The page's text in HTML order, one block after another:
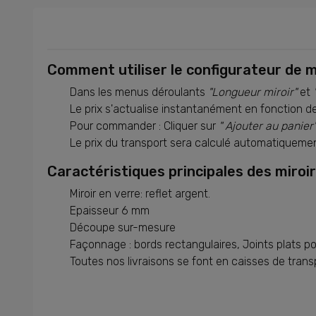
Comment utiliser le configurateur de
Dans les menus déroulants "Longueur miroir"et
Le prix s'actualise instantanément en fonction
Pour commander : Cliquer sur " Ajouter au panier"
Le prix du transport sera calculé
Caractéristiques principales des
Miroir en verre: reflet argent.
Epaisseur 6 mm
Découpe sur-mesure
Façonnage : bords rectangulaires, Joints plats
Toutes nos livraisons se font en caisses de